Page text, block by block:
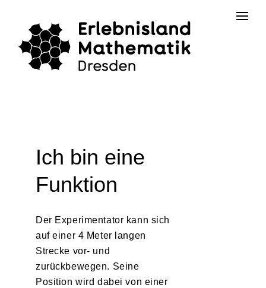
content
Erlebnisland Grenzenlos
Ich bin eine
Funktion
Der Experimentator kann sich
auf einer 4 Meter langen
Strecke vor- und
zurückbewegen. Seine
Position wird dabei von einer